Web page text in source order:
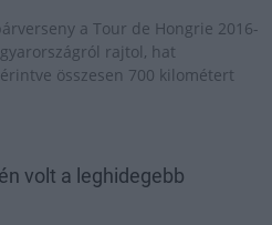
a Tour de Hongrie 2016-
rajtol, hat
összesen 700 kilométert
volt a leghidegebb